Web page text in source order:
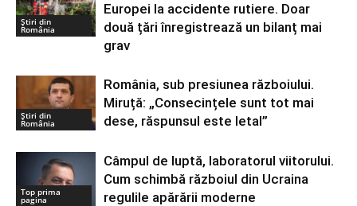
Știri din
România
Europei la accidente rutiere. Doar
două țări înregistrează un bilanț mai
grav
Știri din
România
România, sub presiunea războiului.
Miruță: „Consecințele sunt tot mai
dese, răspunsul este letal”
Top prima
pagina
Câmpul de luptă, laboratorul viitorului.
Cum schimbă războiul din Ucraina
regulile apărării moderne